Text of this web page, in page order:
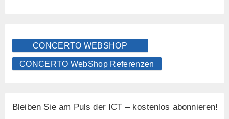
CONCERTO WEBSHOP
CONCERTO WebShop Referenzen
Bleiben Sie am Puls der ICT – kostenlos abonnieren!